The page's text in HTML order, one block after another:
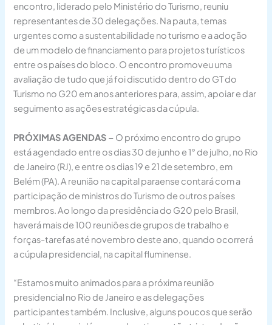
encontro, liderado pelo Ministério do Turismo, reuniu
representantes de 30 delegações. Na pauta, temas
urgentes como a sustentabilidade no turismo e a adoção
de um modelo de financiamento para projetos turísticos
entre os países do bloco. O encontro promoveu uma
avaliação de tudo que já foi discutido dentro do GT do
Turismo no G20 em anos anteriores para, assim, apoiar e dar
seguimento as ações estratégicas da cúpula.
PRÓXIMAS AGENDAS – O próximo encontro do grupo
está agendado entre os dias 30 de junho e 1° de julho, no Rio
de Janeiro (RJ), e entre os dias 19 e 21 de setembro, em
Belém (PA). A reunião na capital paraense contará com a
participação de ministros do Turismo de outros países
membros. Ao longo da presidência do G20 pelo Brasil,
haverá mais de 100 reuniões de grupos de trabalho e
forças-tarefas até novembro deste ano, quando ocorrerá
a cúpula presidencial, na capital fluminense.
“Estamos muito animados para a próxima reunião
presidencial no Rio de Janeiro e as delegações
participantes também. Inclusive, alguns poucos que serão